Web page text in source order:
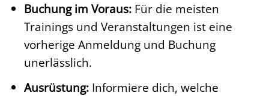
Buchung im Voraus:Für die meisten
Trainings und Veranstaltungen ist eine
vorherige Anmeldung und Buchung
unerlässlich.
Ausrüstung:Informiere dich, welche